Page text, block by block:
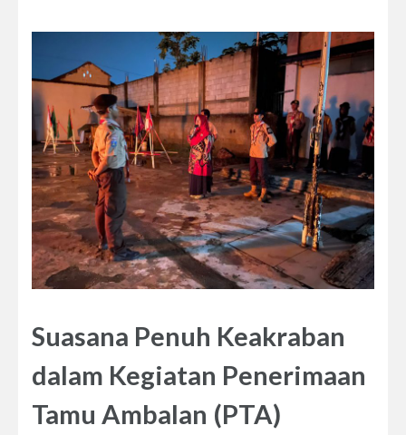
Suasana Penuh Keakraban
dalam Kegiatan Penerimaan
Tamu Ambalan (PTA)